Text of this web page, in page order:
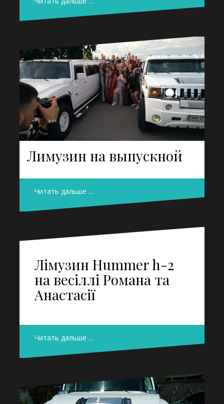
Лимузин на выпускной
Читать дальше …
Лімузин Hummer h-2
на весіллі Романа та
Анастасії
Читать дальше …